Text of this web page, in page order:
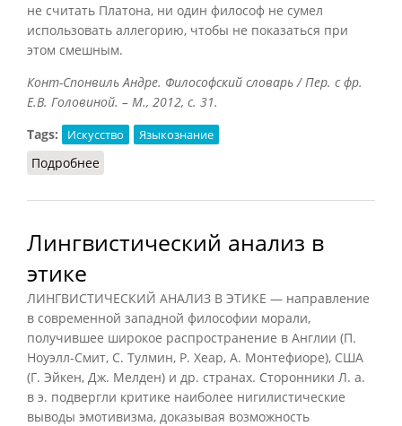
не считать Платона, ни один философ не сумел
использовать аллегорию, чтобы не показаться при
этом смешным.
Конт-Спонвиль Андре. Философский словарь / Пер. с фр.
Е.В. Головиной. – М., 2012, с. 31.
Tags:
Искусство Языкознание
Подробнее
Лингвистический анализ в
этике
ЛИНГВИСТИЧЕСКИЙ АНАЛИЗ В ЭТИКЕ — направление
в современной западной философии морали,
получившее широкое распространение в Англии (П.
Ноуэлл-Смит, С. Тулмин, Р. Хеар, А. Монтефиоре), США
(Г. Эйкен, Дж. Мелден) и др. странах. Сторонники Л. а.
в э. подвергли критике наиболее нигилистические
выводы эмотивизма, доказывая возможность